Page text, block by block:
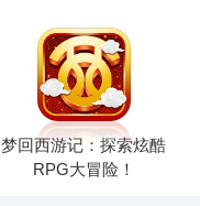
梦回西游记：探索炫酷
RPG大冒险！